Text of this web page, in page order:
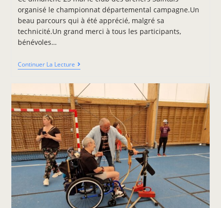
organisé le championnat départemental campagne.Un
beau parcours qui à été apprécié, malgré sa
technicité.Un grand merci à tous les participants,
bénévoles…
Continuer La Lecture